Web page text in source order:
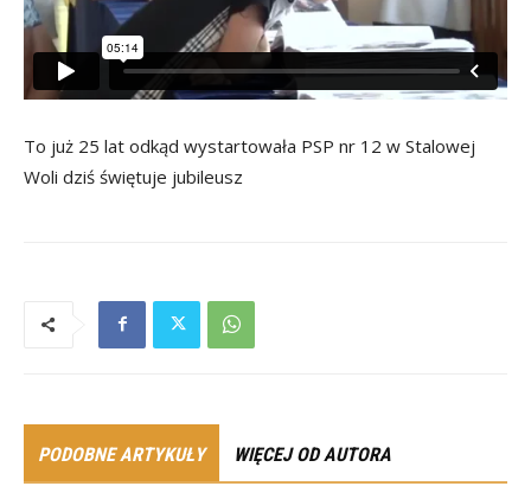
To już 25 lat odkąd wystartowała PSP nr 12 w Stalowej
Woli dziś świętuje jubileusz
PODOBNE ARTYKUŁY WIĘCEJ OD AUTORA